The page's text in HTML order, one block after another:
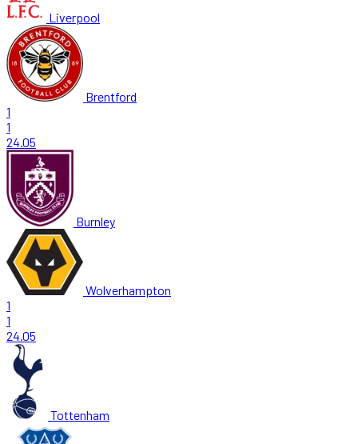
Liverpool
Brentford
1
1
24.05
Burnley
Wolverhampton
1
1
24.05
Tottenham